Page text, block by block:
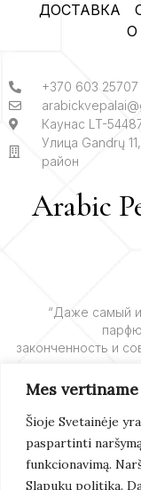
Mes
Šioje Svetainėje
paspartinti
funkcionavimą.
Slapukų politika.
ДОСТАВКА
О
+370 603 25707
Каунас LT-
Улица Gandrų
район
Arabic
“Даже самый
законченность и